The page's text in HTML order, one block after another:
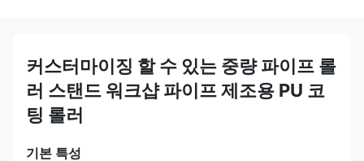
커스터마이징 할 수 있는 중량 파이프 롤
러 스탠드 워크샵 파이프 제조용 PU 코
팅 롤러
기본 특성